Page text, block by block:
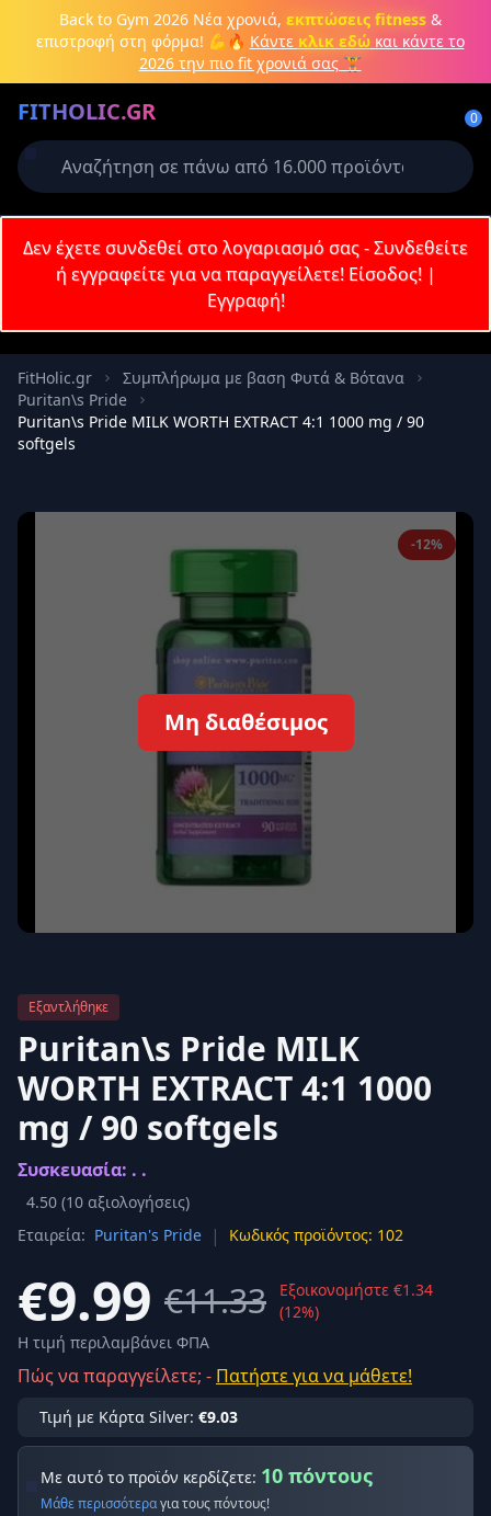
Μετάβαση στο κύριο περιεχόμενο
Back to Gym 2026Νέα χρονιά, εκπτώσεις fitness&
επιστροφή στη φόρμα! 💪🔥 Κάντε κλικ εδώκαι κάντε το
2026 την πιο fit χρονιά σας 🏋️
FITHOLIC.GR 0
Πρωτεΐνες Pre-Workout Aμινοξέα Καύση λίπους
Δεν έχετε συνδεθεί στο λογαριασμό σας - Συνδεθείτε
ή εγγραφείτε για να παραγγείλετε! Είσοδος!|
Εγγραφή!
FitHolic.gr
Συμπλήρωμα με βαση Φυτά & Βότανα
Puritan\s Pride
Puritan\s Pride MILK WORTH EXTRACT 4:1 1000 mg / 90
softgels
-12%
Μη διαθέσιμος
Εξαντλήθηκε
Puritan\s Pride MILK
WORTH EXTRACT 4:1 1000
mg / 90 softgels
Συσκευασία: . .
4.50 (10 αξιολογήσεις)
Εταιρεία: Puritan's Pride | Κωδικός προϊόντος: 102
€9.99 €11.33
Εξοικονομήστε €1.34
(12%)
Η τιμή περιλαμβάνει ΦΠΑ
Πώς να παραγγείλετε; - Πατήστε για να μάθετε!
Τιμή με Κάρτα Silver: €9.03
Με αυτό το προϊόν κερδίζετε: 10 πόντους
Μάθε περισσότεραγια τους πόντους!
Δημιουργήστε λογαριασμό ή
Απαιτείται για την ολοκλήρωση της
παραγγελίας σας
Σύνδεση Εγγραφή
Κωδικός
Σύνδεση
Δεν έχετε λογαριασμό; Εγγραφείτε εδώ
Επιστροφή Ασφαλής σύνδεση